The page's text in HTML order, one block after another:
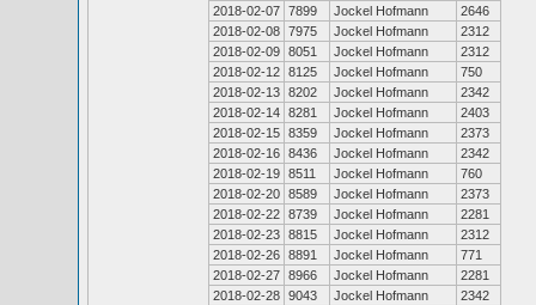
2018-02-07 7899 Jockel Hofmann
2646
2018-02-08 7975 Jockel Hofmann
2312
2018-02-09 8051 Jockel Hofmann
2312
2018-02-12 8125 Jockel Hofmann
750
2018-02-13 8202 Jockel Hofmann
2342
2018-02-14 8281 Jockel Hofmann
2403
2018-02-15 8359 Jockel Hofmann
2373
2018-02-16 8436 Jockel Hofmann
2342
2018-02-19 8511 Jockel Hofmann
760
2018-02-20 8589 Jockel Hofmann
2373
2018-02-22 8739 Jockel Hofmann
2281
2018-02-23 8815 Jockel Hofmann
2312
2018-02-26 8891 Jockel Hofmann
771
2018-02-27 8966 Jockel Hofmann
2281
2018-02-28 9043 Jockel Hofmann
2342